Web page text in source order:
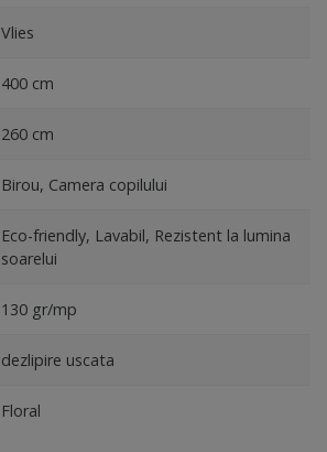
Vlies
400 cm
260 cm
Birou, Camera copilului
Eco-friendly, Lavabil, Rezistent la lumina
soarelui
130 gr/mp
dezlipire uscata
Floral